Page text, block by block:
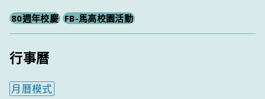
80週年校慶 FB-馬高校園活動
行事曆
月曆模式